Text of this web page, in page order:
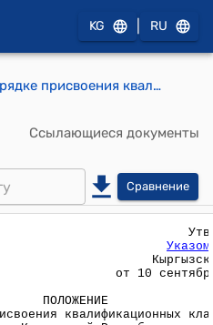
KG RU
Положение о порядке присвоения квалификационных классов судьям Кыргызской Республики (Утверждено Указом Президента КР от 10 сентября 2008 года № 328)
Ссылающиеся документы
Сравнение